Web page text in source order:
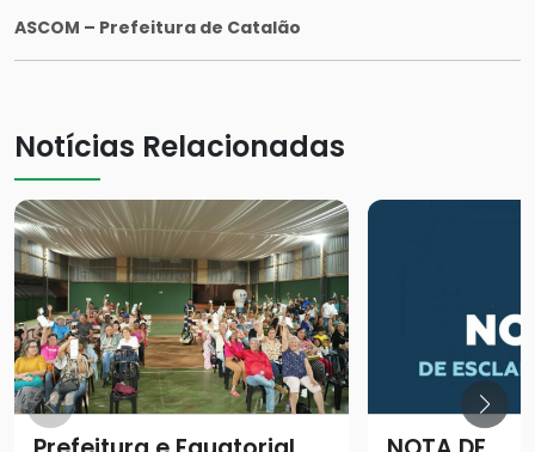
ASCOM – Prefeitura de Catalão
Notícias Relacionadas